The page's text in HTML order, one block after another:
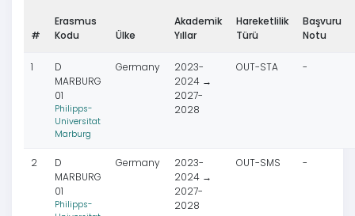
#
Erasmus
Kodu
Ülke
Akademik
Yıllar
Hareketlilik
Türü
Başvuru
Notu
1
D
MARBURG
01
Philipps-
Universitat
Marburg
Germany
2023-
2024 →
2027-
2028
OUT-STA -
2
D
MARBURG
01
Philipps-
Germany
2023-
2024 →
2027-
2028
OUT-SMS -